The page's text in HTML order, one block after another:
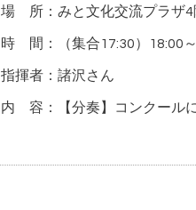
場 所：みと文化交流プラザ4
時 間：（集合17:30）18:00
指揮者：諸沢さん
内 容：【分奏】コンクール